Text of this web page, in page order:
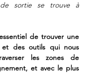
sortie se trouve à
de trouver une
et des outils qui nous
les zones de
et avec le plus